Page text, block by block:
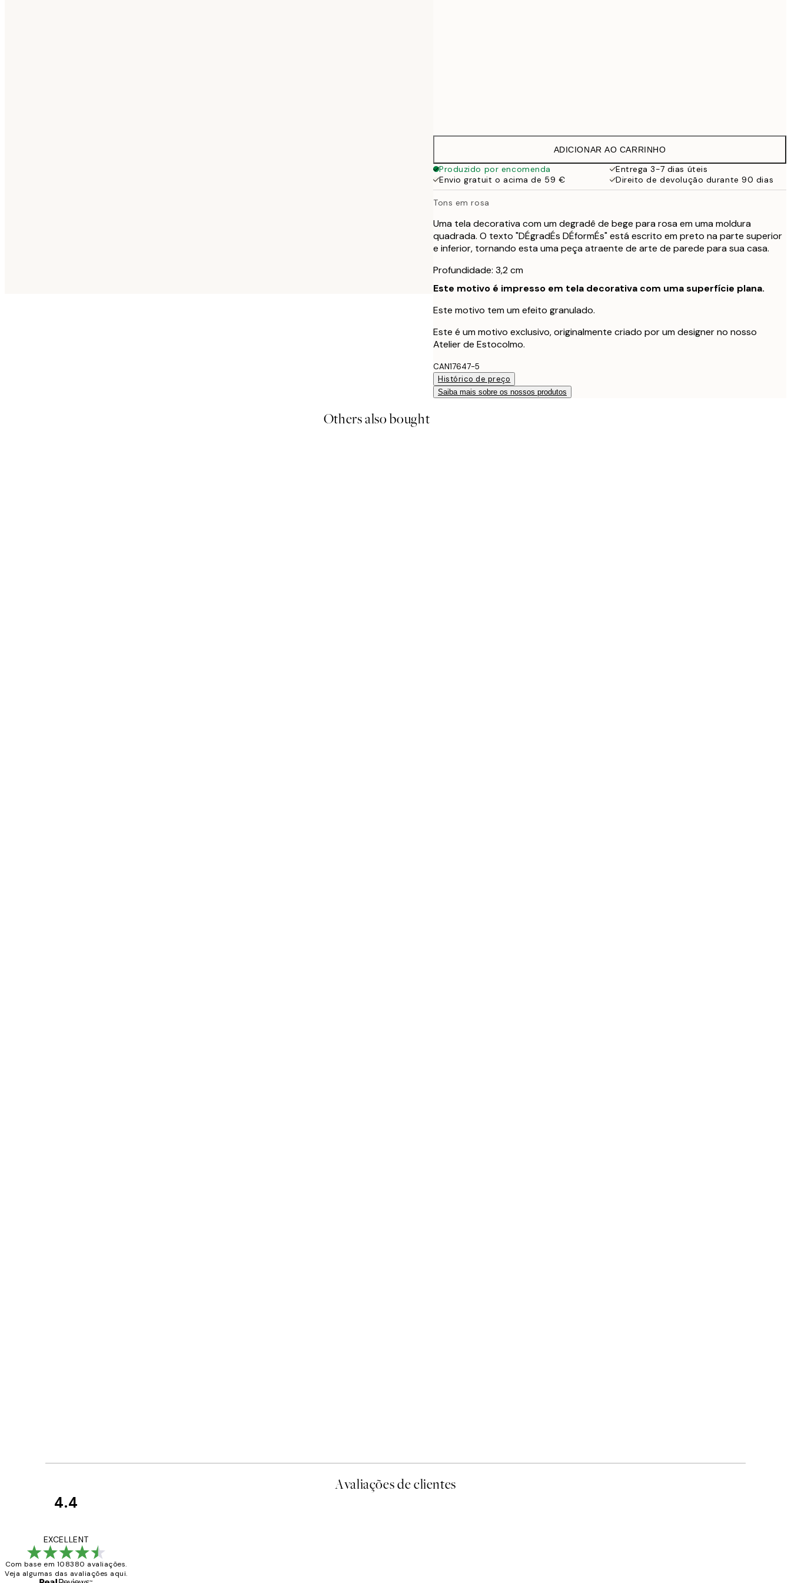
ADICIONAR AO CARRINHO
Produzido por encomenda
Entrega 3-7 dias úteis
Envio gratuit o acima de 59 €
Direito de devolução durante 90 dias
Tons em rosa
Uma tela decorativa com um degradê de bege para rosa em uma moldura
quadrada. O texto "DÉgradÉs DÉformÉs" está escrito em preto na parte superior
e inferior, tornando esta uma peça atraente de arte de parede para sua casa.
Profundidade: 3,2 cm
Este motivo é impresso em tela decorativa com uma superfície plana.
Este motivo tem um efeito granulado.
Este é um motivo exclusivo, originalmente criado por um designer no nosso
Atelier de Estocolmo.
CAN17647-5
Histórico de preço
Saiba mais sobre os nossos produtos
Others also bought
Avaliações de clientes
4.4
EXCELLENT
Com base em 108380 avaliações.
Veja algumas das avaliações aqui.